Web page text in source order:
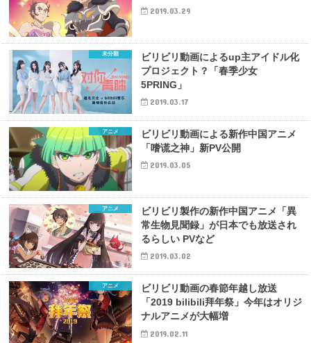
2019.03.29
未分類
ビリビリ動画によるup主アイドル化
プロジェクト？「春季少女
5PRING」
2019.03.17
アニメ
ビリビリ動画による新作中国アニメ
「嗜谎之神」新PV公開
2019.03.05
アニメ
ビリビリ製作の新作中国アニメ「異
常生物見聞録」が日本でも放送され
るらしい PVなど
2019.03.02
アニメ
ビリビリ動画の春節年越し放送
「2019 bilibili拜年祭」今年はオリジ
ナルアニメが大幅増
2019.02.11